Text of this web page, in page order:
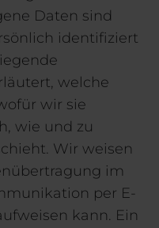
Daten sind
identifiziert
welche
wir sie
wie und zu
Wir weisen
im
per E-
kann. Ein